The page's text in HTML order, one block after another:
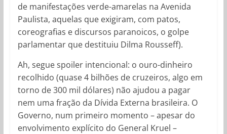
de manifestações verde-amarelas na Avenida
Paulista, aquelas que exigiram, com patos,
coreografias e discursos paranoicos, o golpe
parlamentar que destituiu Dilma Rousseff).
Ah, segue spoiler intencional: o ouro-dinheiro
recolhido (quase 4 bilhões de cruzeiros, algo em
torno de 300 mil dólares) não ajudou a pagar
nem uma fração da Dívida Externa brasileira. O
Governo, num primeiro momento – apesar do
envolvimento explícito do General Kruel –